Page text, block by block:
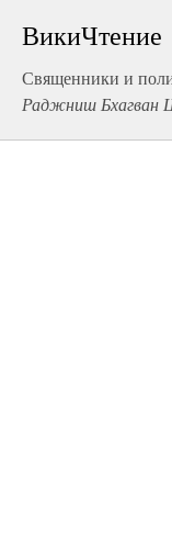
ВикиЧтение
Священники и
Раджниш Бхагван